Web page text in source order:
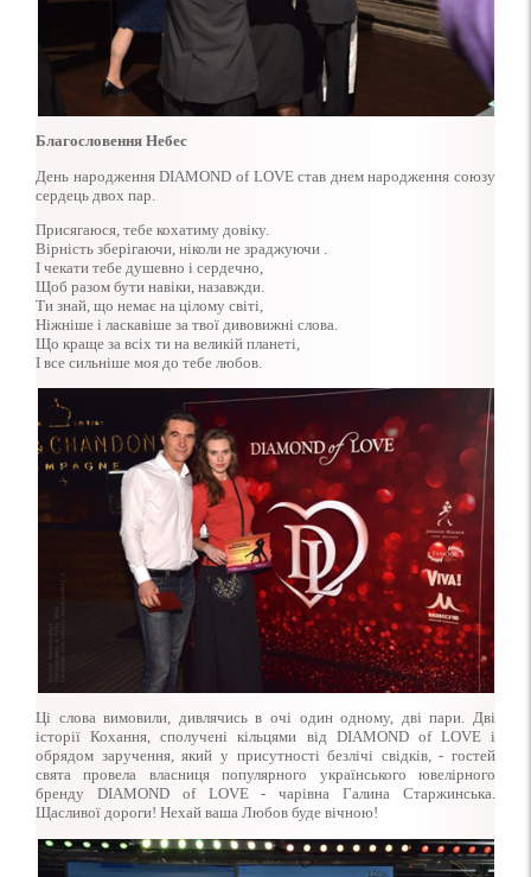
Благословення Небес
День народження DIAMOND of LOVE став днем народження союзу
сердець двох пар.
Присягаюся, тебе кохатиму довіку.
Вірність зберігаючи, ніколи не зраджуючи .
І чекати тебе душевно і сердечно,
Щоб разом бути навіки, назавжди.
Ти знай, що немає на цілому світі,
Ніжніше і ласкавіше за твої дивовижні слова.
Що краще за всіх ти на великій планеті,
І все сильніше моя до тебе любов.
Ці слова вимовили, дивлячись в очі один одному, дві пари. Дві
історії Кохання, сполучені кільцями від DIAMOND of LOVE і
обрядом заручення, який у присутності безлічі свідків, - гостей
свята провела власниця популярного українського ювелірного
бренду DIAMOND of LOVE - чарівна Галина Старжинська.
Щасливої дороги! Нехай ваша Любов буде вічною!